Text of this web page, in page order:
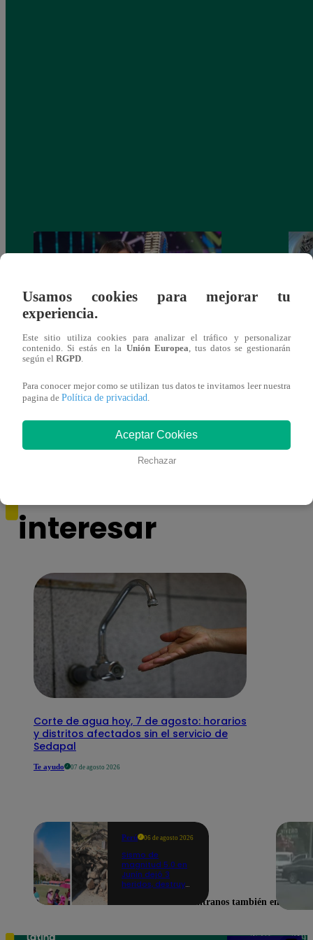
¡Imitadora de Laura Pausini se consagró
interesar
Corte de agua hoy, 7 de agosto: horarios
y distritos afectados sin el servicio de
Sedapal
Te ayudo 07 de agosto 2026
Perú 06 de agosto 2026
Sismo de
magnitud 5.0 en
Junín dejó 3
heridos, destruyó
propició
Usamos cookies para mejorar tu
experiencia.
Este sitio utiliza cookies para analizar el tráfico y personalizar
contenido. Si estás en la Unión Europea , tus datos se gestionarán
según el RGPD
Para conocer mejor como se utilizan tus datos te invitamos leer nuestra
pagina de Política de privacidad
Aceptar Cookies
Rechazar
Encuéntranos también en